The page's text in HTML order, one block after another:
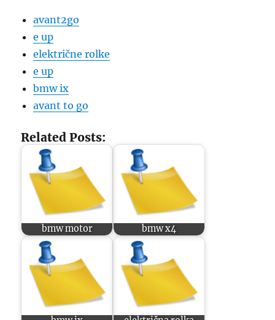
avant2go
e up
električne rolke
e up
bmw ix
avant to go
Related Posts:
bmw motor bmw x4